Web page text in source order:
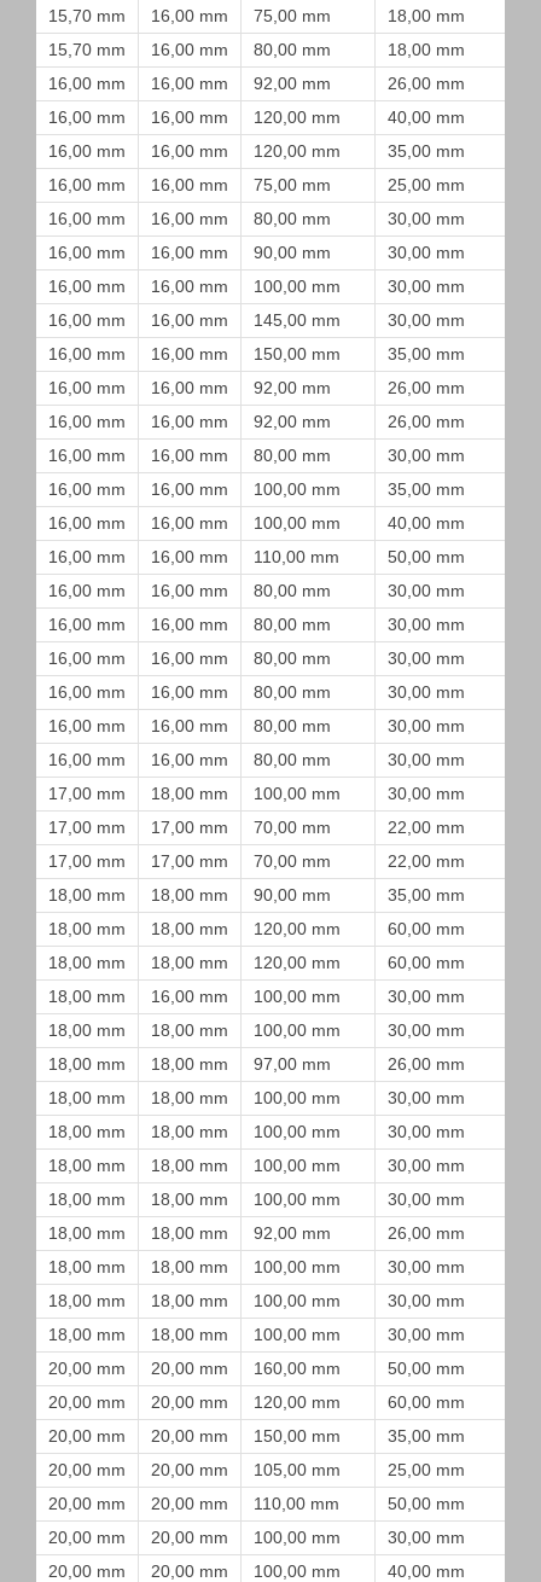
15,70 mm 16,00 mm 75,00 mm
18,00 mm
15,70 mm
16,00 mm 80,00 mm
18,00 mm
16,00 mm
16,00 mm 92,00 mm
26,00 mm
16,00 mm
16,00 mm 120,00 mm
40,00 mm
16,00 mm
16,00 mm 120,00 mm
35,00 mm
16,00 mm
16,00 mm 75,00 mm
25,00 mm
16,00 mm
16,00 mm 80,00 mm
30,00 mm
16,00 mm
16,00 mm 90,00 mm
30,00 mm
16,00 mm
16,00 mm 100,00 mm
30,00 mm
16,00 mm
16,00 mm 145,00 mm
30,00 mm
16,00 mm
16,00 mm 150,00 mm
35,00 mm
16,00 mm
16,00 mm 92,00 mm
26,00 mm
16,00 mm
16,00 mm 92,00 mm
26,00 mm
16,00 mm
16,00 mm 80,00 mm
30,00 mm
16,00 mm
16,00 mm 100,00 mm
35,00 mm
16,00 mm
16,00 mm 100,00 mm
40,00 mm
16,00 mm
16,00 mm 110,00 mm
50,00 mm
16,00 mm
16,00 mm 80,00 mm
30,00 mm
16,00 mm
16,00 mm 80,00 mm
30,00 mm
16,00 mm
16,00 mm 80,00 mm
30,00 mm
16,00 mm
16,00 mm 80,00 mm
30,00 mm
16,00 mm
16,00 mm 80,00 mm
30,00 mm
16,00 mm
16,00 mm 80,00 mm
30,00 mm
17,00 mm
18,00 mm 100,00 mm
30,00 mm
17,00 mm
17,00 mm 70,00 mm
22,00 mm
17,00 mm
17,00 mm 70,00 mm
22,00 mm
18,00 mm
18,00 mm 90,00 mm
35,00 mm
18,00 mm
18,00 mm 120,00 mm
60,00 mm
18,00 mm
18,00 mm 120,00 mm
60,00 mm
18,00 mm
16,00 mm 100,00 mm
30,00 mm
18,00 mm
18,00 mm 100,00 mm
30,00 mm
18,00 mm
18,00 mm 97,00 mm
26,00 mm
18,00 mm
18,00 mm 100,00 mm
30,00 mm
18,00 mm
18,00 mm 100,00 mm
30,00 mm
18,00 mm
18,00 mm 100,00 mm
30,00 mm
18,00 mm
18,00 mm 100,00 mm
30,00 mm
18,00 mm
18,00 mm 92,00 mm
26,00 mm
18,00 mm
18,00 mm 100,00 mm
30,00 mm
18,00 mm
18,00 mm 100,00 mm
30,00 mm
18,00 mm
18,00 mm 100,00 mm
30,00 mm
20,00 mm
20,00 mm 160,00 mm
50,00 mm
20,00 mm
20,00 mm 120,00 mm
60,00 mm
20,00 mm
20,00 mm 150,00 mm
35,00 mm
20,00 mm
20,00 mm 105,00 mm
25,00 mm
20,00 mm
20,00 mm 110,00 mm
50,00 mm
20,00 mm
20,00 mm 100,00 mm
30,00 mm
20,00 mm
20,00 mm 100,00 mm
40,00 mm